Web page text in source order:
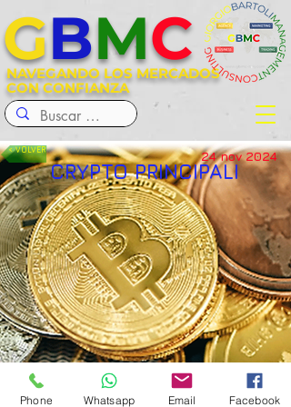
NAVEGANDO LOS MERCADOS
CON CONFIANZA
GBMC
< VOLVER
CRYPTO PRINCIPALI
24 nov 2024
Phone Whatsapp Email Facebook